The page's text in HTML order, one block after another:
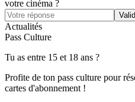
votre cinéma ?
Actualités
Pass Culture
Tu as entre 15 et 18 ans ?
Profite de ton pass culture pour
cartes d'abonnement !